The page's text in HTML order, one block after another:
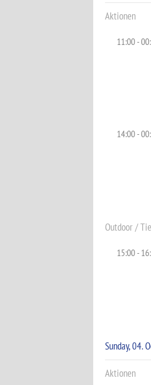
Aktionen
11:00 -
14:00 -
Outdoor /
15:00 -
Sunday, 04.
Aktionen